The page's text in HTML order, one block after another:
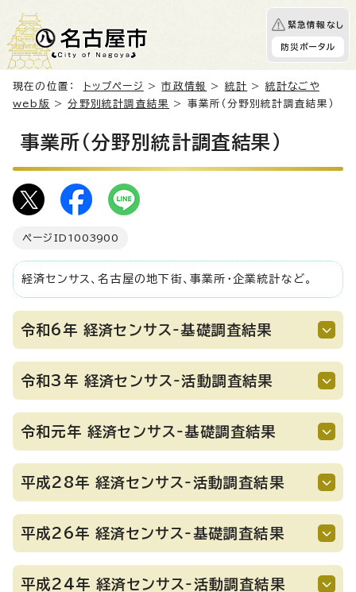
緊急情報なし
防災ポータル
現在の位置： トップページ >市政情報 > 統計 > 統計なごや
web版 >分野別統計調査結果 > 事業所（分野別統計調査結果）
事業所（分野別統計調査結果）
ページID 1003900
経済センサス、名古屋の地下街、事業所・企業統計など。
令和6年 経済センサス‐基礎調査結果
令和3年 経済センサス‐活動調査結果
令和元年 経済センサス‐基礎調査結果
平成28年 経済センサス‐活動調査結果
平成26年 経済センサス‐基礎調査結果
平成24年 経済センサス‐活動調査結果